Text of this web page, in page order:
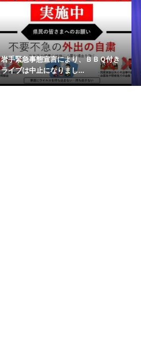
岩手緊急事態宣言により、ＢＢＱ付き
ライブは中止になりまし...